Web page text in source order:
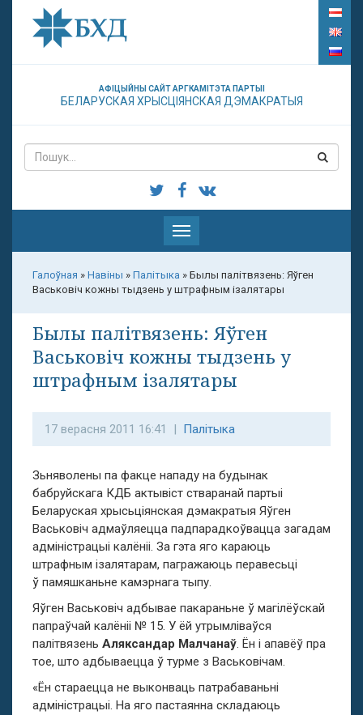
АФІЦЫЙНЫ САЙТ АРГКАМІТЭТА ПАРТЫІ
БЕЛАРУСКАЯ ХРЫСЦІЯНСКАЯ ДЭМАКРАТЫЯ
Паказаць
меню
Галоўная » Навіны » Палітыка » Былы палітвязень: Яўген
Васьковіч кожны тыдзень у штрафным ізалятары
Былы палітвязень: Яўген
Васьковіч кожны тыдзень у
штрафным ізалятары
17 верасня 2011 16:41 | Палітыка
Зьняволены па факце нападу на будынак
бабруйскага КДБ актывіст стваранай партыі
Беларуская хрысьціянская дэмакратыя Яўген
Васьковіч адмаўляецца падпарадкоўвацца загадам
адміністрацыі калёніі. За гэта яго караюць
штрафным ізалятарам, пагражаюць перавесьці
ў памяшканьне камэрнага тыпу.
Яўген Васьковіч адбывае пакараньне ў магілёўскай
папраўчай калёніі № 15. У ёй утрымліваўся
палітвязень Аляксандар Малчанаў. Ён і апавёў пра
тое, што адбываецца ў турме з Васьковічам.
«Ён стараецца не выконваць патрабаваньні
адміністрацыі. На яго пастаянна складаюць